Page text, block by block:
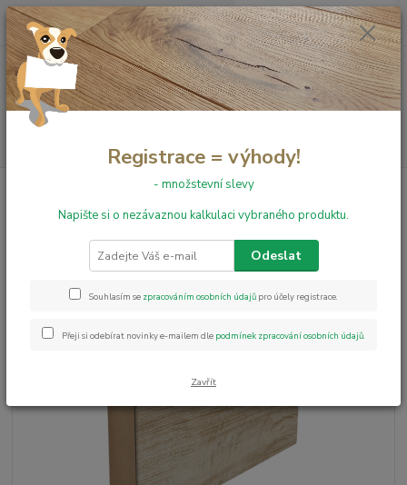
Menu
+420 731 199 591 0ks
za0,00 Kč
Obvodová lišta VEPO/Fatraclick - Dub Jasper
Obvodová lišta VEPO/Fatraclick -
Dub Jasper
Registrace = výhody!
- množstevní slevy
Napište si o nezávaznou kalkulaci vybraného produktu.
Odeslat
Souhlasím se zpracováním osobních údajů pro účely registrace.
Přeji si odebírat novinky e-mailem dle podmínek zpracování osobních údajů.
Zavřít